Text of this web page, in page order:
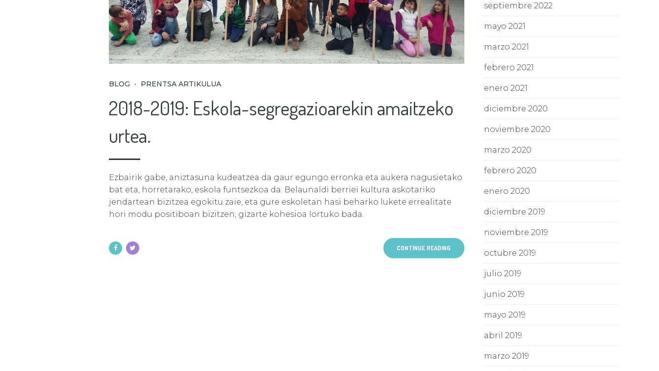
BLOG PRENTSA ARTIKULUA
2018-2019: Eskola-segregazioarekin amaitzeko
urtea.
Ezbairik gabe, aniztasuna kudeatzea da gaur egungo erronka eta aukera nagusietako
bat eta, horretarako, eskola funtsezkoa da. Belaunaldi berriei kultura askotariko
jendartean bizitzea egokitu zaie, eta gure eskoletan hasi beharko lukete errealitate
hori modu positiboan bizitzen, gizarte kohesioa lortuko bada.
CONTINUE READING
septiembre 2022
mayo 2021
marzo 2021
febrero 2021
enero 2021
diciembre 2020
noviembre 2020
marzo 2020
febrero 2020
enero 2020
diciembre 2019
noviembre 2019
octubre 2019
julio 2019
junio 2019
mayo 2019
abril 2019
marzo 2019